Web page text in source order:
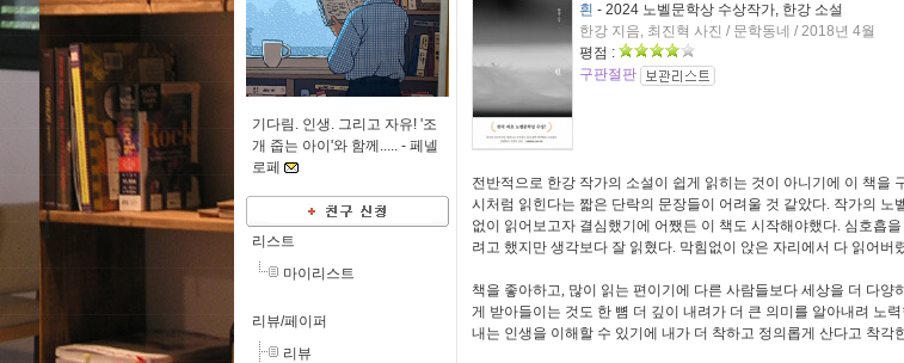
기다림. 인생. 그리고 자유! '조
개 줍는 아이'와 함께..... - 페넬
로페
리스트
마이리스트
리뷰/페이퍼
리뷰
흰 - 2024 노벨문학상 수상작가, 한강 소설
한강 지음, 최진혁 사진 / 문학동네 / 2018년 4월
평점 :
구판절판
전반적으로 한강 작가의 소설이 쉽게 읽히는 것이 아니기에 이 책을
시처럼 읽힌다는 짧은 단락의 문장들이 어려울 것 같았다. 작가의 노
없이 읽어보고자 결심했기에 어쨌든 이 책도 시작해야했다. 심호흡을
려고 했지만 생각보다 잘 읽혔다. 막힘없이 앉은 자리에서 다 읽어버
책을 좋아하고, 많이 읽는 편이기에 다른 사람들보다 세상을 더 다양
게 받아들이는 것도 한 뼘 더 깊이 내려가 더 큰 의미를 알아내려 노
내는 인생을 이해할 수 있기에 내가 더 착하고 정의롭게 산다고 착각